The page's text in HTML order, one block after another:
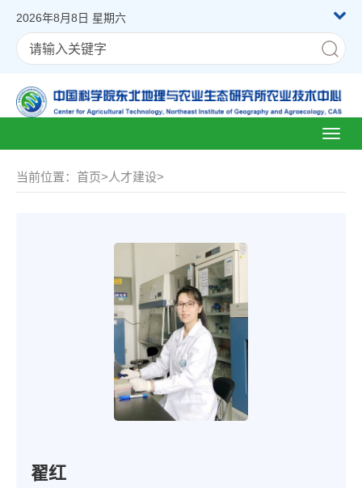
2026年8月8日 星期六
当前位置： 首页> 人才建设>
翟红